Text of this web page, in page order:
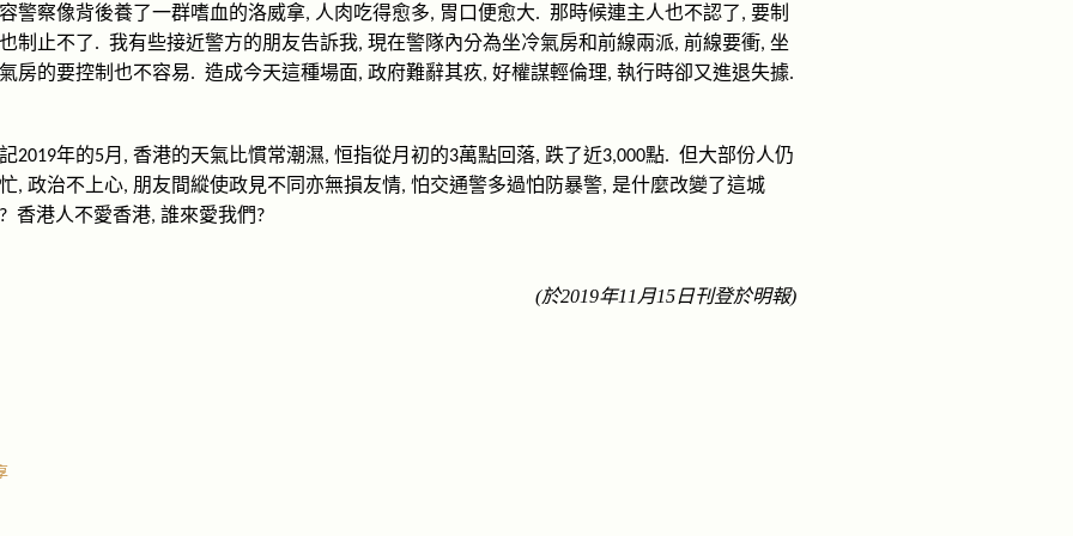
警察像背後養了一群嗜血的洛威拿, 人肉吃得愈多, 胃口便愈大. 那時候連主人也不認了, 要制
制止不了. 我有些接近警方的朋友告訴我, 現在警隊內分為坐冷氣房和前線兩派, 前線要衝, 坐
房的要控制也不容易. 造成今天這種場面, 政府難辭其疚, 好權謀輕倫理, 執行時卻又進退失據.
2019年的5月 , 香港的天氣比慣常潮濕, 恒指從月初的3萬點回落, 跌了近3,000點. 但大部份人仍
, 政治不上心, 朋友間縱使政見不同亦無損友情, 怕交通警多過怕防暴警, 是什麼改變了這城
? 香港人不愛香港, 誰來愛我們?
(於2019年11 月15日刊登於明報)